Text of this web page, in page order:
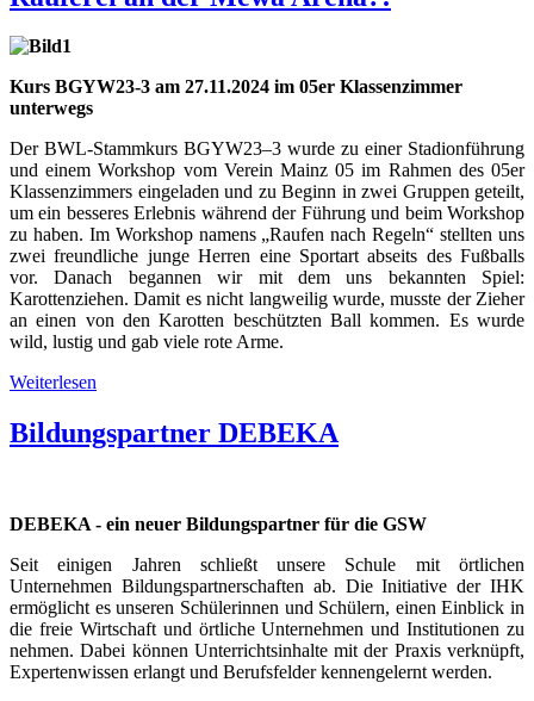
Kurs BGYW23-3 am 27.11.2024 im 05er Klassenzimmer
unterwegs
Der BWL-Stammkurs BGYW23–3 wurde zu einer Stadionführung
und einem Workshop vom Verein Mainz 05 im Rahmen des 05er
Klassenzimmers eingeladen und zu Beginn in zwei Gruppen geteilt,
um ein besseres Erlebnis während der Führung und beim Workshop
zu haben. Im Workshop namens „Raufen nach Regeln“ stellten uns
zwei freundliche junge Herren eine Sportart abseits des Fußballs
vor. Danach begannen wir mit dem uns bekannten Spiel:
Karottenziehen. Damit es nicht langweilig wurde, musste der Zieher
an einen von den Karotten beschützten Ball kommen. Es wurde
wild, lustig und gab viele rote Arme.
Weiterlesen
Bildungspartner DEBEKA
DEBEKA - ein neuer Bildungspartner für die GSW
Seit einigen Jahren schließt unsere Schule mit örtlichen
Unternehmen Bildungspartnerschaften ab. Die Initiative der IHK
ermöglicht es unseren Schülerinnen und Schülern, einen Einblick in
die freie Wirtschaft und örtliche Unternehmen und Institutionen zu
nehmen. Dabei können Unterrichtsinhalte mit der Praxis verknüpft,
Expertenwissen erlangt und Berufsfelder kennengelernt werden.